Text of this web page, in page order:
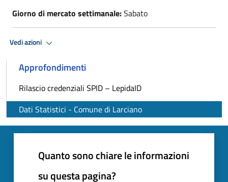
Giorno di mercato settimanale:Sabato
Vedi azioni
Approfondimenti
Rilascio credenziali SPID – LepidaID
Dati Statistici - Comune di Larciano
Quanto sono chiare le informazioni
su questa pagina?